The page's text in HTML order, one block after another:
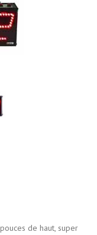
de haut, super